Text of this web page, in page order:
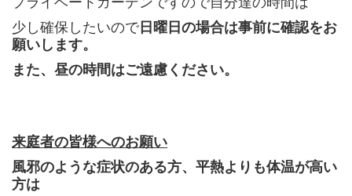
少し確保したいので日曜日の場合は事前に確認をお
願いします。
また、昼の時間はご遠慮ください。
来庭者の皆様へのお願い
風邪のような症状のある方、 平熱よりも体温が高い
方は